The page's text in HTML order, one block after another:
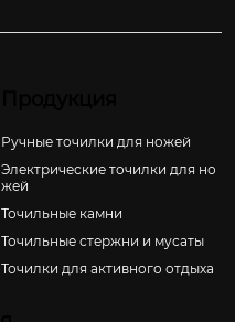
Ручные точилки для ножей
Электрические точилки для но
жей
Точильные камни
Точильные стержни и мусаты
Точилки для активного отдыха